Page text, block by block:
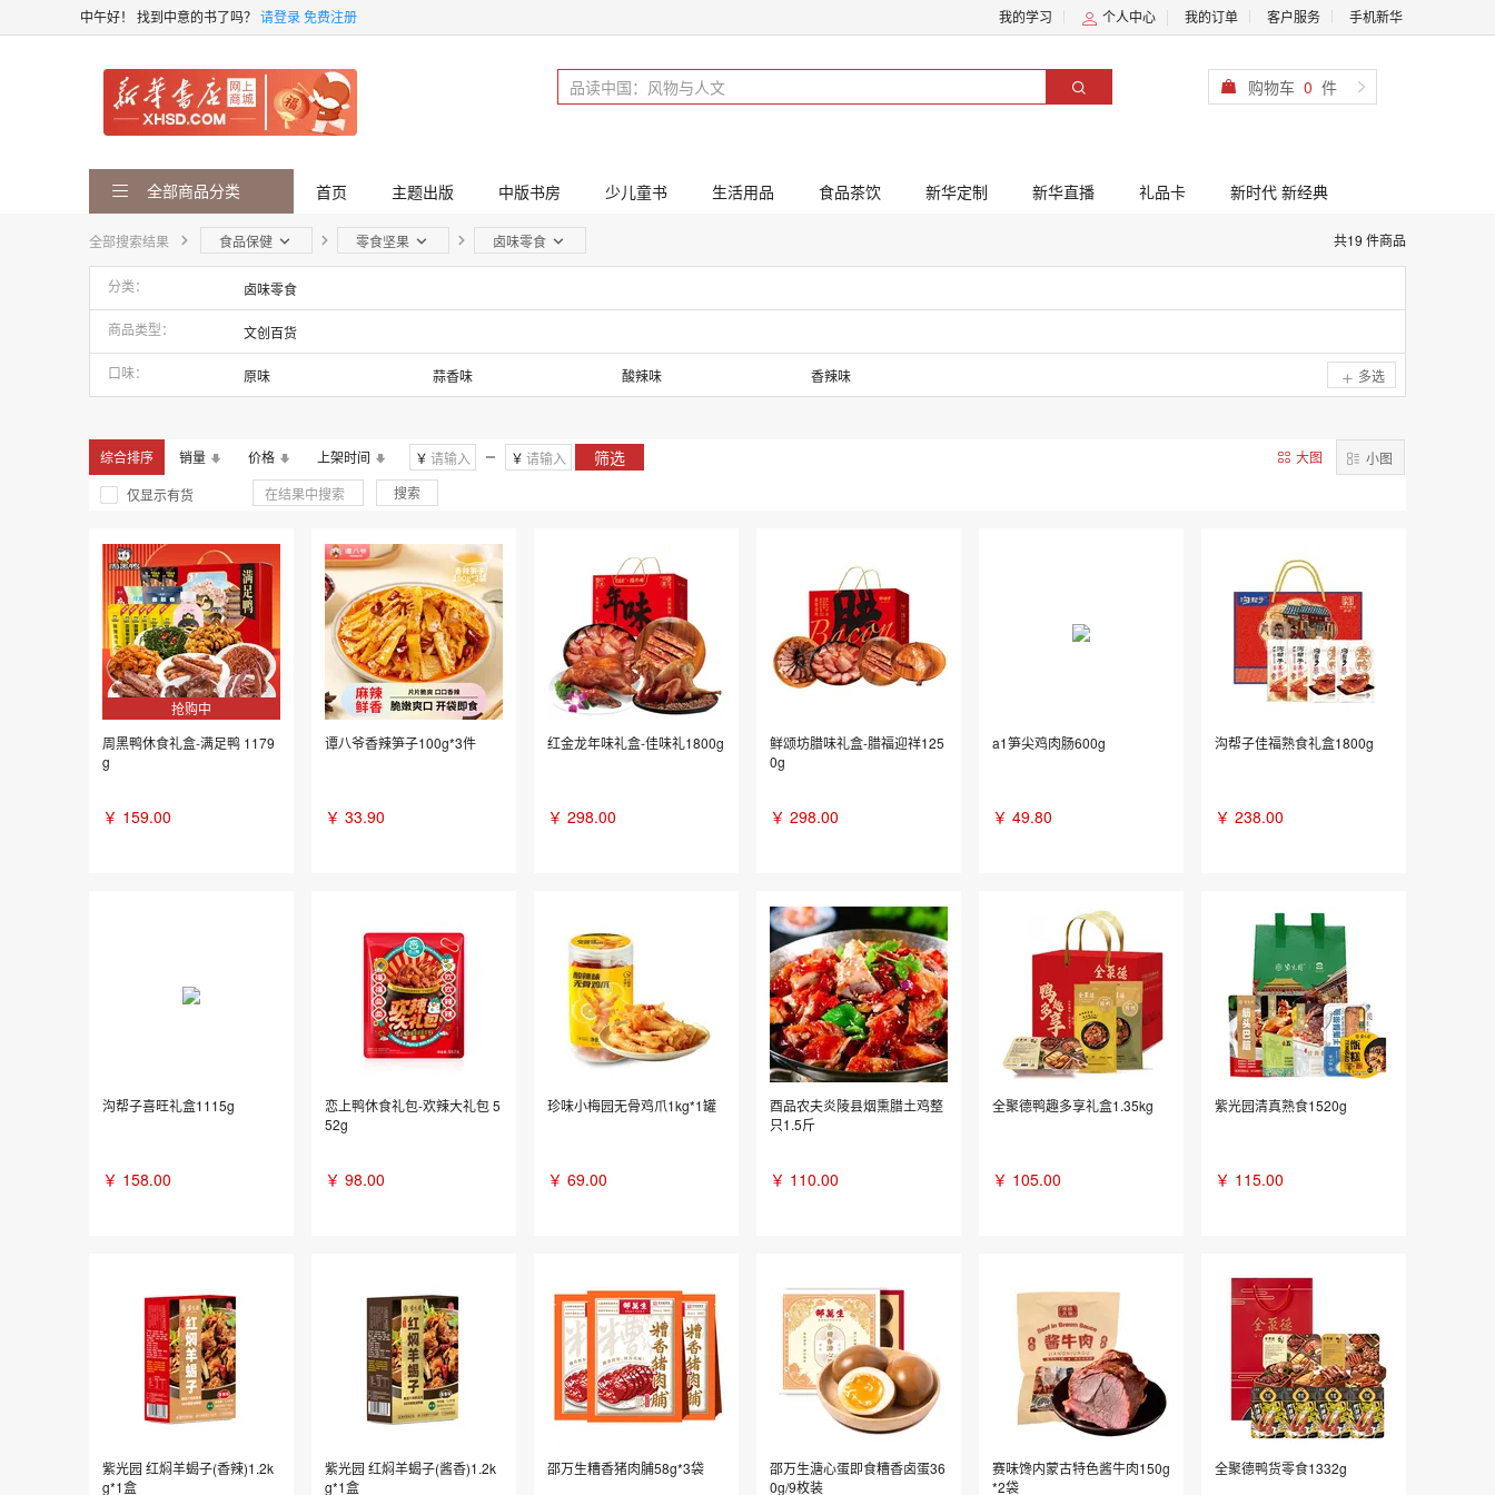
中午好！ 找到中意的书了吗？ 请登录免费注册 我的学习 个人中心 我的订单 客户服务 手机新华
购物车 0 件
全部商品分类 首页 主题出版 中版书房 少儿童书 生活用品 食品茶饮 新华定制 新华直播 礼品卡 新时代 新经典
共19 件商品
全部搜索结果 食品保健 零食坚果 卤味零食
分类 卤味零食
商品类型 文创百货
口味 原味 蒜香味 酸辣味 香辣味 多选
综合排序 销量 价格 上架时间 ￥ ￥ 筛选 大图
小图
仅显示有货
搜索
抢购中
周黑鸭休食礼盒-满足鸭 1179
g
￥ 159.00
谭八爷香辣笋子100g*3件
￥ 33.90
红金龙年味礼盒-佳味礼1800g
￥ 298.00
鲜颂坊腊味礼盒-腊福迎祥125
0g
￥ 298.00
a1笋尖鸡肉肠600g
￥ 49.80
沟帮子佳福熟食礼盒1800g
￥ 238.00
沟帮子喜旺礼盒1115g
￥ 158.00
恋上鸭休食礼包-欢辣大礼包 5
52g
￥ 98.00
珍味小梅园无骨鸡爪1kg*1罐
￥ 69.00
酉品农夫炎陵县烟熏腊土鸡整
只1.5斤
￥ 110.00
全聚德鸭趣多享礼盒1.35kg
￥ 105.00
紫光园清真熟食1520g
￥ 115.00
紫光园 红焖羊蝎子(香辣)1.2k
g*1盒
紫光园 红焖羊蝎子(酱香)1.2k
g*1盒
邵万生糟香猪肉脯58g*3袋
邵万生溏心蛋即食糟香卤蛋36
0g/9枚装
赛味馋内蒙古特色酱牛肉150g
*2袋
全聚德鸭货零食1332g